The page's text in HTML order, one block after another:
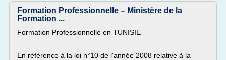
Formation Professionnelle – Ministère de la
Formation ...
Formation Professionnelle en TUNISIE
En référence à la loi n°10 de l'année 2008 relative à la